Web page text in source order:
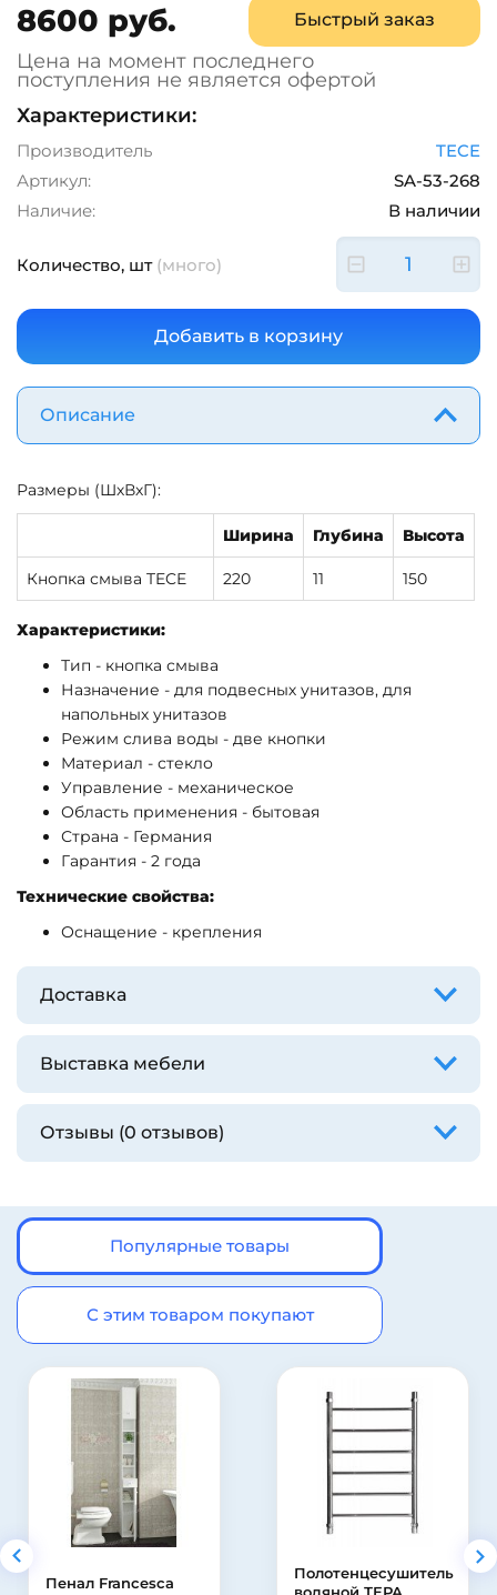
8600 руб. Быстрый заказ
Цена на момент последнего
поступления не является офертой
Характеристики:
Производитель
TECE
Артикул:
SA-53-268
Наличие:
В наличии
Количество, шт (много)
Описание
Размеры (ШхВхГ):
Ширина Глубина Высота
Кнопка смыва TECE 220 11 150
Характеристики:
Тип - кнопка смыва
Назначение - для подвесных унитазов, для
напольных унитазов
Режим слива воды - две кнопки
Материал - стекло
Управление - механическое
Область применения - бытовая
Страна - Германия
Гарантия - 2 года
Технические свойства:
Оснащение - крепления
Доставка
Выставка мебели
Отзывы (0 отзывов)
Популярные товары
С этим товаром покупают
Francesca
Полотенцесушитель